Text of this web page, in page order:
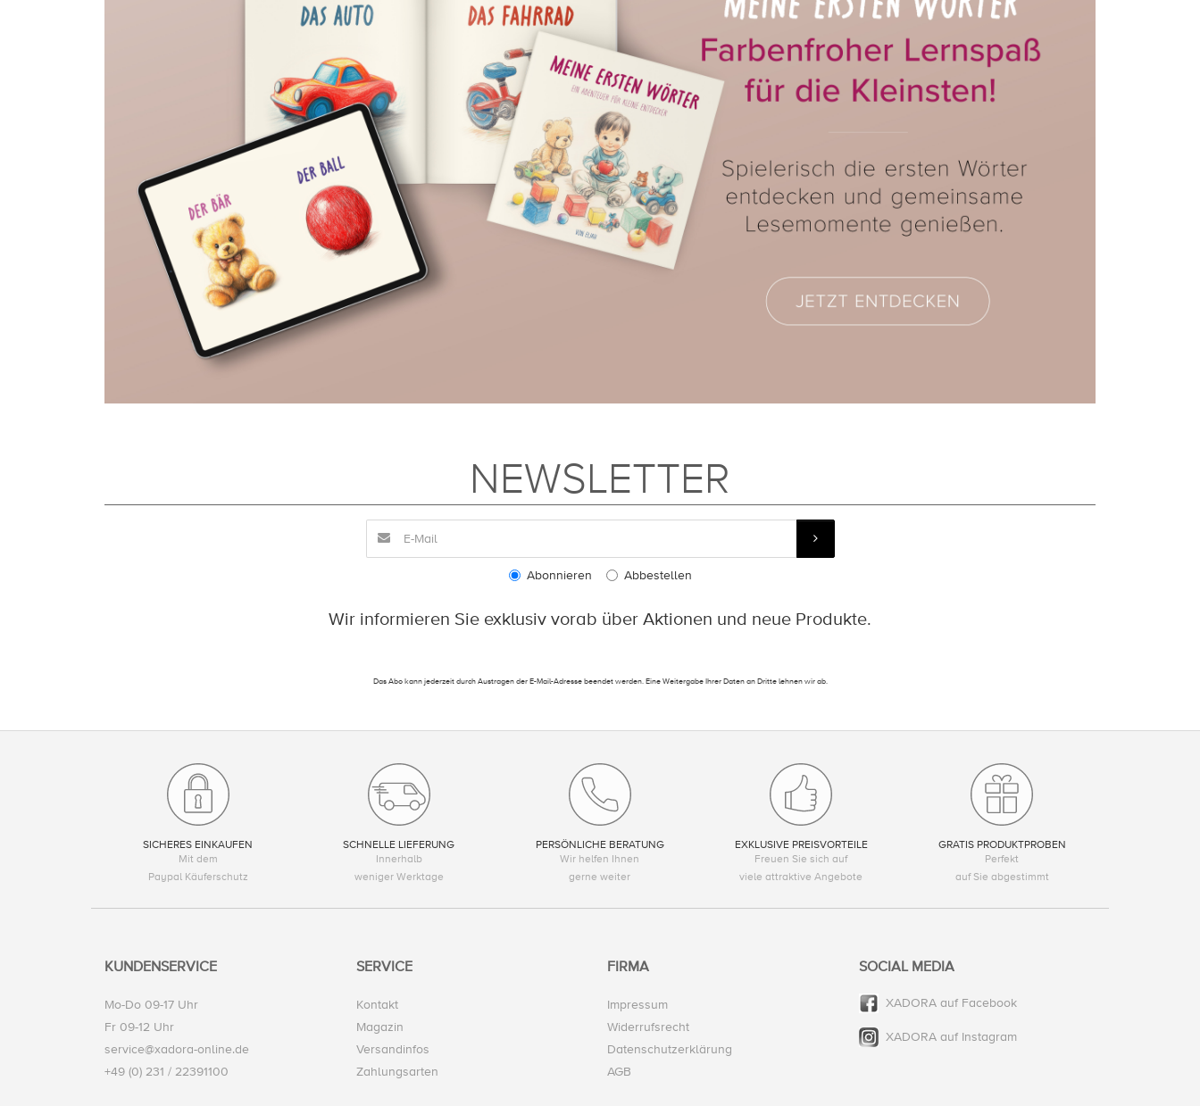
NEWSLETTER
Abonnieren Abbestellen
Wir informieren Sie exklusiv vorab über Aktionen und neue Produkte.
Das Abo kann jederzeit durch Austragen der E-Mail-Adresse beendet werden. Eine Weitergabe Ihrer Daten an Dritte lehnen wir ab.
SICHERES EINKAUFEN
Mit dem
Paypal Käuferschutz
SCHNELLE LIEFERUNG
Innerhalb
weniger Werktage
PERSÖNLICHE BERATUNG
Wir helfen Ihnen
gerne weiter
EXKLUSIVE PREISVORTEILE
Freuen Sie sich auf
viele attraktive Angebote
GRATIS PRODUKTPROBEN
Perfekt
auf Sie abgestimmt
KUNDENSERVICE
Mo-Do 09-17 Uhr
Fr 09-12 Uhr
service@xadora-online.de
+49 (0) 231 / 22391100
SERVICE
Kontakt
Magazin
Versandinfos
Zahlungsarten
FIRMA
Impressum
Widerrufsrecht
Datenschutzerklärung
AGB
SOCIAL MEDIA
XADORA auf Facebook
XADORA auf Instagram